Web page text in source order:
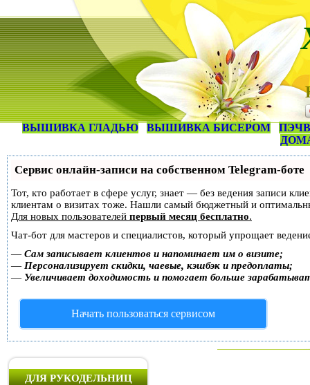
ВЫШИВКА ГЛАДЬЮ ВЫШИВКА БИСЕРОМ
Сервис онлайн-записи на собственном Telegram-боте
Тот, кто работает в сфере услуг, знает — без ведения записи
клиентам о визитах тоже. Нашли самый бюджетный и
Для новых пользователей первый месяц бесплатно.
Чат-бот для мастеров и специалистов, который упрощает
— Сам записывает клиентов и напоминает им о визите;
— Персонализирует скидки, чаевые, кэшбэк и предоплаты;
— Увеличивает доходимость и помогает больше
Начать пользоваться сервисом
ДЛЯ РУКОДЕЛЬНИЦ